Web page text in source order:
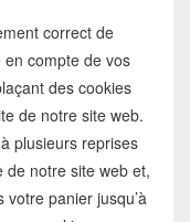
correct de
compte de vos
des cookies
de notre site web.
plusieurs reprises
de notre site web et,
panier jusqu’à